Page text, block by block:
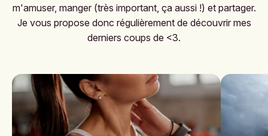
m'amuser, manger (très important, ça aussi !) et partager.
Je vous propose donc régulièrement de découvrir mes
derniers coups de <3.